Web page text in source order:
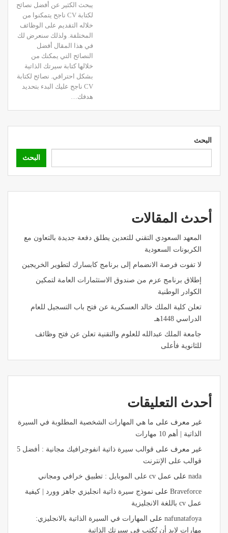
يبحث الكثير عن أفضل نصائح
لكتابة CV ناجح يتمكنوا من
خلاله التقديم على الوظائف
المختلفة. ولذلك سنعرض لك
في هذا المقال أفضل
النصائح التي يمكنك من
خلالها كتابة سيرتك الذاتية
بشكل احترافي. نصائح لكتابة
CV ناجح
عليك البدء بتحديد
هدفك
البحث
البحث
أحدث المقالات
المعهد السعودي التقني للتعدين يطلق دفعة جديدة بالتعاون مع
الكربونات السعودية
لا تفوت فرصة الانضمام إلى برنامج كابسارك لتطوير الخريجين
إطلاق برنامج عزم من صندوق الاستثمارات العامة لتمكين
الكوادر الوطنية
تعلن كلية الملك خالد العسكرية عن فتح باب التسجيل للعام
الدراسي 1448هـ
جامعة الملك عبدالله للعلوم والتقنية تعلن عن فتح وظائف
للثانوية فأعلى
أحدث التعليقات
غير معرف على ما هي المهارات الشخصية المطلوبة في السيرة
الذاتية | أهم 10 مهارات
غير معرف على
قوالب سيرة ذاتية انفوجرافيك مجانية : أفضل 5
قوالب على الإنترنت
nada على عمل cv على الموبايل : تطبيق خرافي ومجاني
Braveforce على نموذج سيرة ذاتية انجليزي جاهز وورد | كيفية
عمل cv باللغة الانجليزية
nafunatafoya على المهارات في السيرة الذاتية بالانجليزي:
مهارات لابد أن تُكتب في سيرتك الذاتية